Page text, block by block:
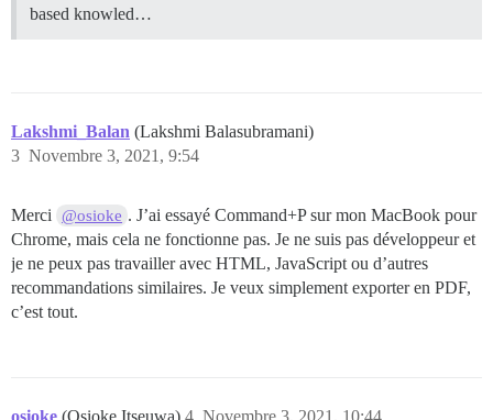
based knowled…
Lakshmi_Balan (Lakshmi Balasubramani)
Novembre 3, 2021, 9:54
3
Merci @osioke . J’ai essayé Command+P sur mon MacBook pour
Chrome, mais cela ne fonctionne pas. Je ne suis pas développeur et
je ne peux pas travailler avec HTML, JavaScript ou d’autres
recommandations similaires. Je veux simplement exporter en PDF,
c’est tout.
osioke (Osioke Itseuwa) Novembre 3, 2021, 10:44
4